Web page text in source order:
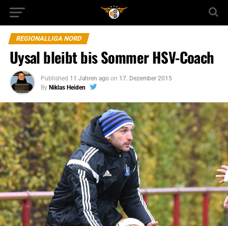
REGIONALLIGA NORD
Uysal bleibt bis Sommer HSV-Coach
Published 11 Jahren ago on 17. Dezember 2015
By Niklas Heiden